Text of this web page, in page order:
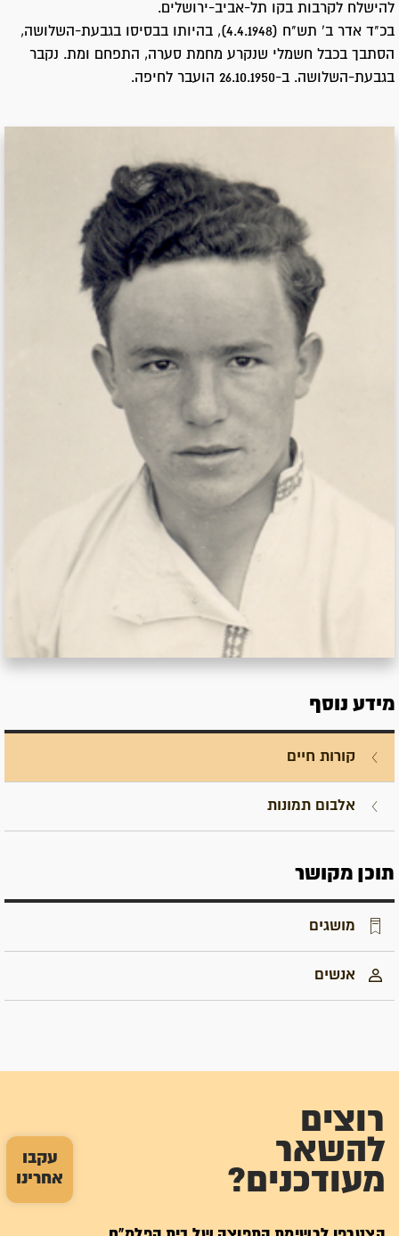
עקבו
אחרינו
להישלח לקרבות בקו תל-אביב-ירושלים.
בכ"ד אדר ב' תש"ח (4.4.1948), בהיותו בבסיסו בגבעת-השלושה,
הסתבך בכבל חשמלי שנקרע מחמת סערה, התפחם ומת. נקבר
בגבעת-השלושה. ב-26.10.1950 הועבר לחיפה.
מידע נוסף
קורות חיים
אלבום תמונות
תוכן מקושר
מושגים
אנשים
רוצים
להשאר
מעודכנים?